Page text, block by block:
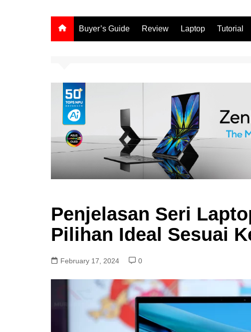
Buyer’s Guide Review Laptop Tutorial
Penjelasan Seri
Pilihan Ideal Sesuai
February 17, 2024 0